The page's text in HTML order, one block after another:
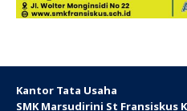
Kantor Tata Usaha
SMK Marsudirini St Fransiskus